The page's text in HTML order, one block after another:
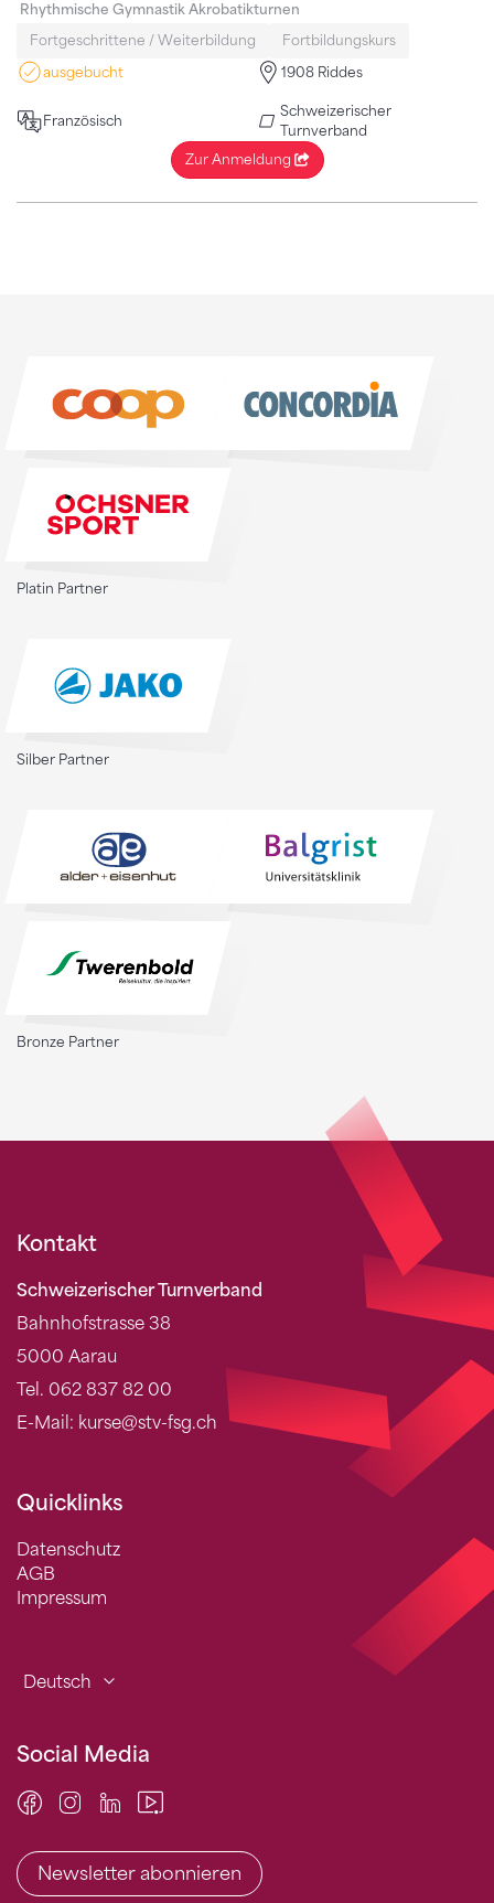
Rhythmische Gymnastik Akrobatikturnen
Fortgeschrittene / Weiterbildung
Fortbildungskurs
ausgebucht
1908 Riddes
Französisch
Schweizerischer
Turnverband
Zur Anmeldung
Platin Partner
Silber Partner
Bronze Partner
Kontakt
Schweizerischer Turnverband
Bahnhofstrasse 38
5000 Aarau
Tel. 062 837 82 00
E-Mail: kurse@stv-fsg.ch
Quicklinks
Datenschutz
AGB
Impressum
Deutsch
Social Media
Newsletter abonnieren